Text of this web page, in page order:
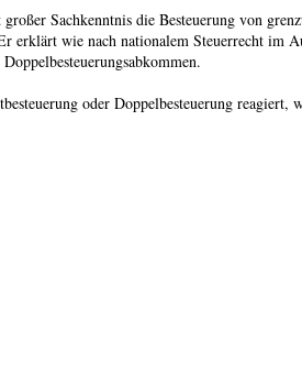
Sachkenntnis die Besteuerung von
wie nach nationalem Steuerrecht im
oder Doppelbesteuerung